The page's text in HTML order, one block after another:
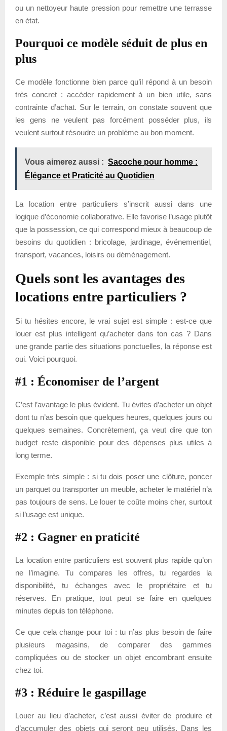
ou un nettoyeur haute pression pour remettre une terrasse
en état.
Pourquoi ce modèle séduit de plus en
plus
Ce modèle fonctionne bien parce qu’il répond à un besoin
très concret : accéder rapidement à un bien utile, sans
contrainte d’achat. Sur le terrain, on constate souvent que
les gens ne veulent pas forcément posséder plus, ils
veulent surtout résoudre un problème au bon moment.
Vous aimerez aussi : Sacoche pour homme :
Élégance et Praticité au Quotidien
La location entre particuliers s’inscrit aussi dans une
logique d’économie collaborative. Elle favorise l’usage plutôt
que la possession, ce qui correspond mieux à beaucoup de
besoins du quotidien : bricolage, jardinage, événementiel,
transport, vacances, loisirs ou déménagement.
Quels sont les avantages des
locations entre particuliers ?
Si tu hésites encore, le vrai sujet est simple : est-ce que
louer est plus intelligent qu’acheter dans ton cas ? Dans
une grande partie des situations ponctuelles, la réponse est
oui. Voici pourquoi.
#1 : Économiser de l’argent
C’est l’avantage le plus évident. Tu évites d’acheter un objet
dont tu n’as besoin que quelques heures, quelques jours ou
quelques semaines. Concrètement, ça veut dire que ton
budget reste disponible pour des dépenses plus utiles à
long terme.
Exemple très simple : si tu dois poser une clôture, poncer
un parquet ou transporter un meuble, acheter le matériel n’a
pas toujours de sens. Le louer te coûte moins cher, surtout
si l’usage est unique.
#2 : Gagner en praticité
La location entre particuliers est souvent plus rapide qu’on
ne l’imagine. Tu compares les offres, tu regardes la
disponibilité, tu échanges avec le propriétaire et tu
réserves. En pratique, tout peut se faire en quelques
minutes depuis ton téléphone.
Ce que cela change pour toi : tu n’as plus besoin de faire
plusieurs magasins, de comparer des gammes
compliquées ou de stocker un objet encombrant ensuite
chez toi.
#3 : Réduire le gaspillage
Louer au lieu d’acheter, c’est aussi éviter de produire et
d’accumuler des objets qui seront peu utilisés. Dans les